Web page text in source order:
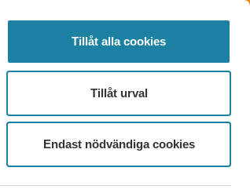
Tillåt alla cookies
Tillåt urval
Endast nödvändiga cookies
ELECTED LOG IN MENU
BECOME A MEMBER